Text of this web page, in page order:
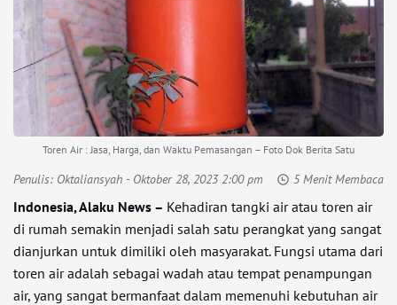
Toren Air : Jasa, Harga, dan Waktu Pemasangan – Foto Dok Berita Satu
Penulis: Oktaliansyah - Oktober 28, 2023 2:00 pm 5 Menit Membaca
Indonesia, Alaku News – Kehadiran tangki air atau toren air
di rumah semakin menjadi salah satu perangkat yang sangat
dianjurkan untuk dimiliki oleh masyarakat. Fungsi utama dari
toren air adalah sebagai wadah atau tempat penampungan
air, yang sangat bermanfaat dalam memenuhi kebutuhan air